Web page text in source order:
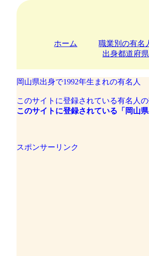
ホーム
職業別の有名
出身都道府県
岡山県出身で1992年生まれの有名人
このサイトに登録されている有名人の
このサイトに登録されている「岡山
スポンサーリンク